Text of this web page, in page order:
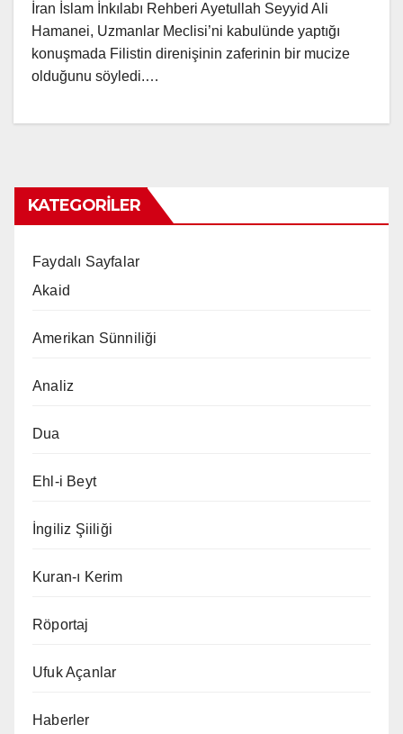
İran İslam İnkılabı Rehberi Ayetullah Seyyid Ali
Hamanei, Uzmanlar Meclisi’ni kabulünde yaptığı
konuşmada Filistin direnişinin zaferinin bir mucize
olduğunu söyledi.…
KATEGORILER
Faydalı Sayfalar
Akaid
Amerikan Sünniliği
Analiz
Dua
Ehl-i Beyt
İngiliz Şiiliği
Kuran-ı Kerim
Röportaj
Ufuk Açanlar
Haberler